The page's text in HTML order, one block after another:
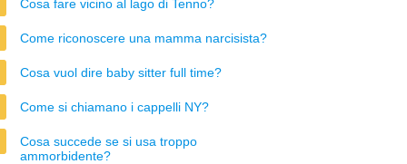
Cosa fare vicino al lago di Tenno?
Come riconoscere una mamma narcisista?
Cosa vuol dire baby sitter full time?
Come si chiamano i cappelli NY?
Cosa succede se si usa troppo
ammorbidente?